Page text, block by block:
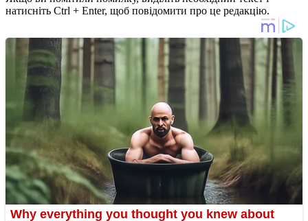
натисніть Ctrl + Enter, щоб повідомити про це редакцію.